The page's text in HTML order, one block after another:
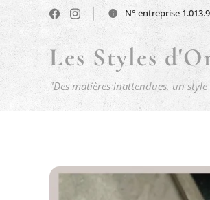
N° entreprise
Les Styles
"Des matières inattendues, un